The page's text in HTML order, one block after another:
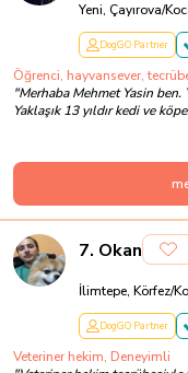
Yeni, Çayırova/
DogGO Partner
Öğrenci, hayvansever,
"Merhaba Mehmet Yasin ben.
Yaklaşık 13 yıldır kedi ve
7. Okan
İlimtepe, Körfez/
DogGO Partner
Veteriner hekim, Deneyimli